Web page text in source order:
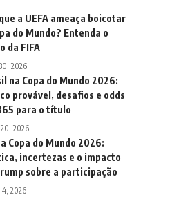
a UEFA ameaça boicotar
do Mundo? Entenda o
da FIFA
2026
na Copa do Mundo 2026:
provável, desafios e odds
para o título
2026
Copa do Mundo 2026:
incertezas e o impacto
sobre a participação
4, 2026